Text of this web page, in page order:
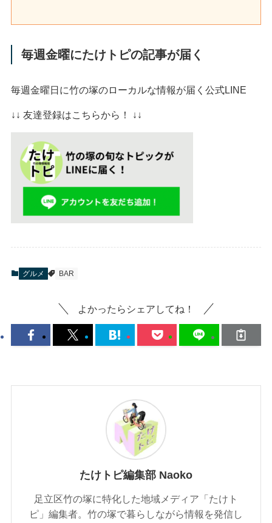
毎週金曜にたけトピの記事が届く
毎週金曜日に竹の塚のローカルな情報が届く公式LINE
↓↓ 友達登録はこちらから！ ↓↓
グルメ BAR
よかったらシェアしてね！
たけトピ編集部 Naoko
足立区竹の塚に特化した地域メディア「たけト
ピ」編集者。竹の塚で暮らしながら情報を発信し